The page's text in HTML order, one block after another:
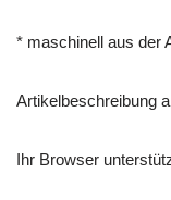
* maschinell aus der
Artikelbeschreibung
Ihr Browser